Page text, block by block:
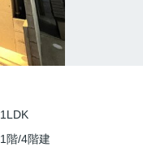
1LDK
1階/4階建